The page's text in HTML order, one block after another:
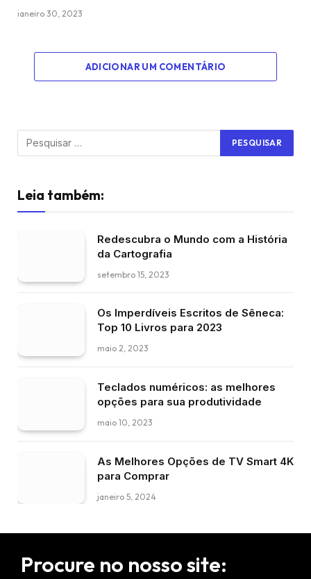
janeiro 30, 2023
ADICIONAR UM COMENTÁRIO
Leia também:
Redescubra o Mundo com a História
da Cartografia
setembro 15, 2023
Os Imperdíveis Escritos de Sêneca:
Top 10 Livros para 2023
maio 2, 2023
Teclados numéricos: as melhores
opções para sua produtividade
maio 10, 2023
As Melhores Opções de TV Smart 4K
para Comprar
janeiro 5, 2024
Procure no nosso site: